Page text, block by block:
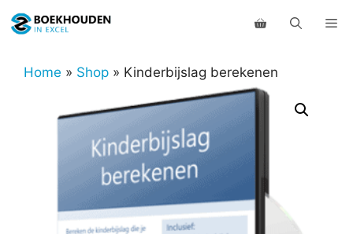
naar
inhoudHome » Shop » Kinderbijslag berekenen